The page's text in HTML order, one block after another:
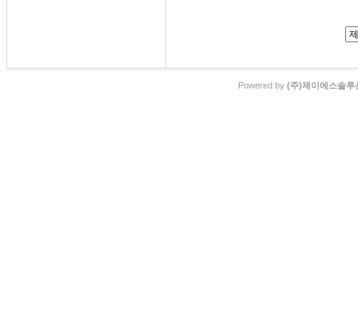
Powered by (주)제이에스솔루